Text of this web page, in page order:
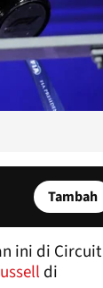
Tambah
ini di
di